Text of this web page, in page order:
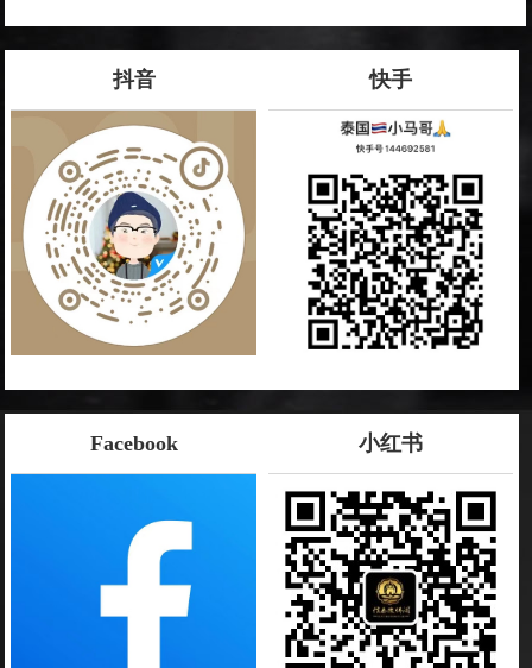
南)
抖音 快手
Facebook 小红书